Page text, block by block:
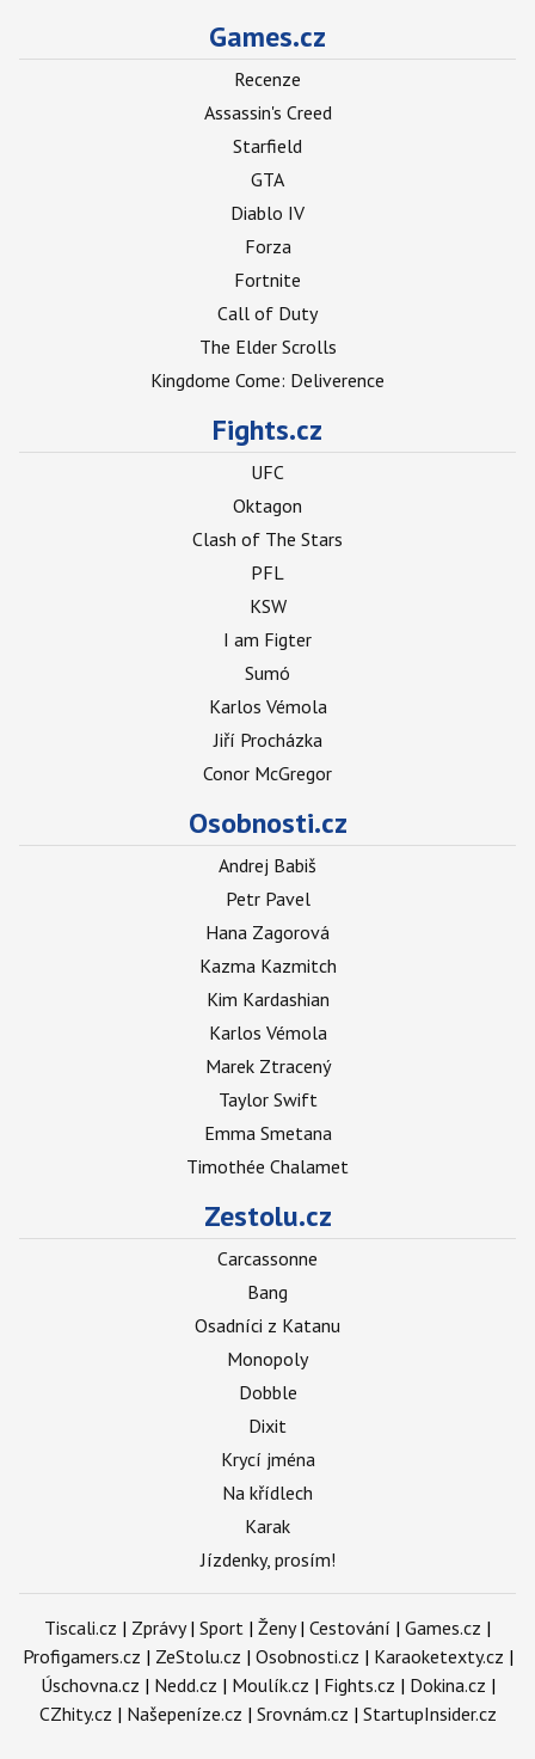
Games.cz
Recenze
Assassin's Creed
Starfield
GTA
Diablo IV
Forza
Fortnite
Call of Duty
The Elder Scrolls
Kingdome Come: Deliverence
Fights.cz
UFC
Oktagon
Clash of The Stars
PFL
KSW
I am Figter
Sumó
Karlos Vémola
Jiří Procházka
Conor McGregor
Osobnosti.cz
Andrej Babiš
Petr Pavel
Hana Zagorová
Kazma Kazmitch
Kim Kardashian
Karlos Vémola
Marek Ztracený
Taylor Swift
Emma Smetana
Timothée Chalamet
Zestolu.cz
Carcassonne
Bang
Osadníci z Katanu
Monopoly
Dobble
Dixit
Krycí jména
Na křídlech
Karak
Jízdenky, prosím!
Tiscali.cz | Zprávy| Sport | Ženy| Cestování | Games.cz |
Profigamers.cz | ZeStolu.cz | Osobnosti.cz | Karaoketexty.cz |
Úschovna.cz | Nedd.cz | Moulík.cz | Fights.cz | Dokina.cz |
CZhity.cz | Našepeníze.cz | Srovnám.cz | StartupInsider.cz